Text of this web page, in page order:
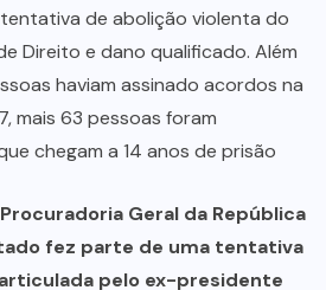
de abolição violenta do
Direito e dano qualificado. Além
haviam assinado acordos na
mais 63 pessoas foram
chegam a 14 anos de prisão
Geral da República
fez parte de uma tentativa
pelo ex-presidente